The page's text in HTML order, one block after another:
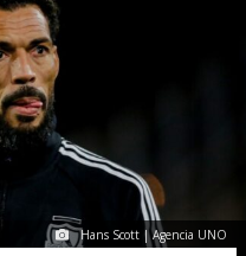
Hans Scott | Agencia UNO